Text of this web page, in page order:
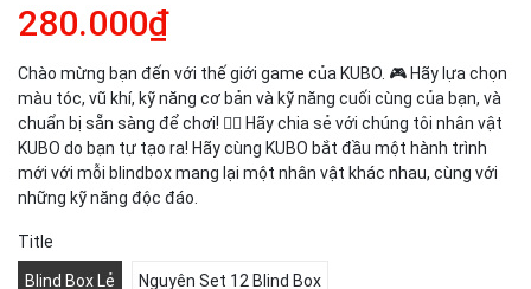
280.000₫
Chào mừng bạn đến với thế giới game của KUBO. 🎮 Hãy lựa chọn
màu tóc, vũ khí, kỹ năng cơ bản và kỹ năng cuối cùng của bạn, và
chuẩn bị sẵn sàng để chơi! ❤️‍🔥 Hãy chia sẻ với chúng tôi nhân vật
KUBO do bạn tự tạo ra! Hãy cùng KUBO bắt đầu một hành trình
mới với mỗi blindbox mang lại một nhân vật khác nhau, cùng với
những kỹ năng độc đáo.
Title
Blind Box Lẻ Nguyên Set 12 Blind Box